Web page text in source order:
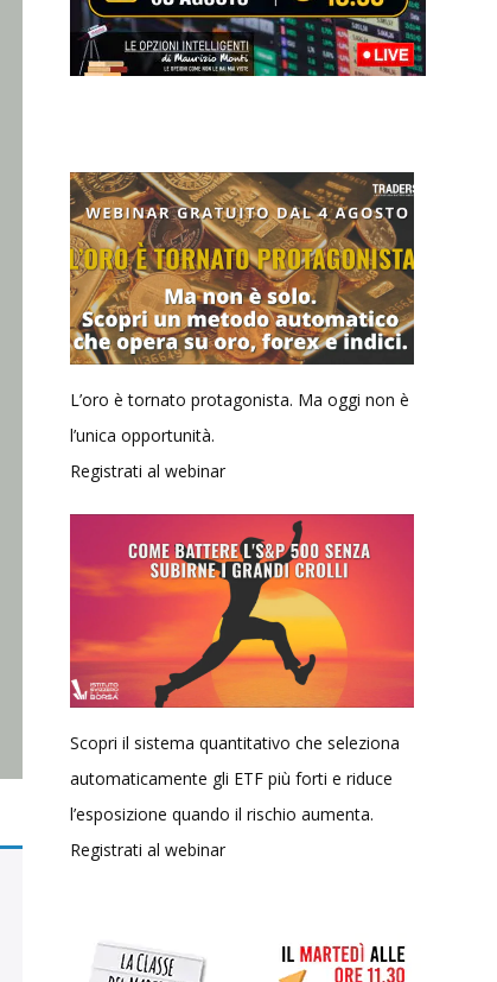
L’oro è tornato protagonista. Ma oggi non è
l’unica opportunità.
Registrati al webinar
Scopri il sistema quantitativo che seleziona
automaticamente gli ETF più forti e riduce
l’esposizione quando il rischio aumenta.
Registrati al webinar